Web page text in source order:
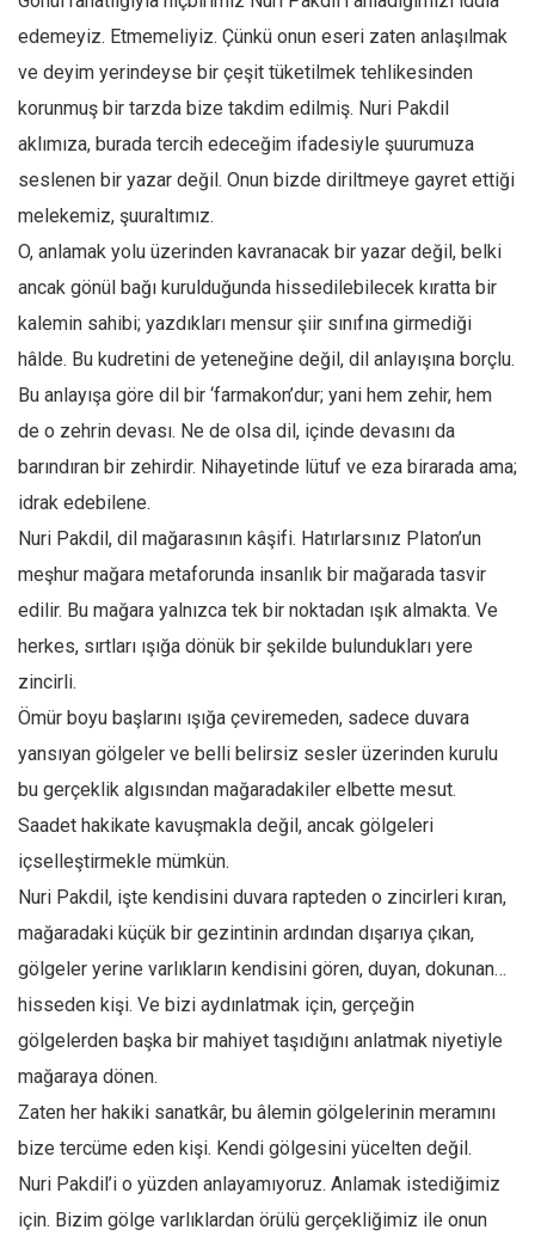
edemeyiz. Etmemeliyiz. Çünkü onun eseri zaten anlaşılmak
ve deyim yerindeyse bir çeşit tüketilmek tehlikesinden
korunmuş bir tarzda bize takdim edilmiş. Nuri Pakdil
aklımıza, burada tercih edeceğim ifadesiyle şuurumuza
seslenen bir yazar değil. Onun bizde diriltmeye gayret ettiği
melekemiz, şuuraltımız.
O, anlamak yolu üzerinden kavranacak bir yazar değil, belki
ancak gönül bağı kurulduğunda hissedilebilecek kıratta bir
kalemin sahibi; yazdıkları mensur şiir sınıfına girmediği
hâlde. Bu kudretini de yeteneğine değil, dil anlayışına borçlu.
Bu anlayışa göre dil bir ‘farmakon’dur; yani hem zehir, hem
de o zehrin devası. Ne de olsa dil, içinde devasını da
barındıran bir zehirdir. Nihayetinde lütuf ve eza birarada ama;
idrak edebilene.
Nuri Pakdil, dil mağarasının kâşifi. Hatırlarsınız Platon’un
meşhur mağara metaforunda insanlık bir mağarada tasvir
edilir. Bu mağara yalnızca tek bir noktadan ışık almakta. Ve
herkes, sırtları ışığa dönük bir şekilde bulundukları yere
zincirli.
Ömür boyu başlarını ışığa çeviremeden, sadece duvara
yansıyan gölgeler ve belli belirsiz sesler üzerinden kurulu
bu gerçeklik algısından mağaradakiler elbette mesut.
Saadet hakikate kavuşmakla değil, ancak gölgeleri
içselleştirmekle mümkün.
Nuri Pakdil, işte kendisini duvara rapteden o zincirleri kıran,
mağaradaki küçük bir gezintinin ardından dışarıya çıkan,
gölgeler yerine varlıkların kendisini gören, duyan, dokunan…
hisseden kişi. Ve bizi aydınlatmak için, gerçeğin
gölgelerden başka bir mahiyet taşıdığını anlatmak niyetiyle
mağaraya dönen.
Zaten her hakiki sanatkâr, bu âlemin gölgelerinin meramını
bize tercüme eden kişi. Kendi gölgesini yücelten değil.
Nuri Pakdil’i o yüzden anlayamıyoruz. Anlamak istediğimiz
için. Bizim gölge varlıklardan örülü gerçekliğimiz ile onun